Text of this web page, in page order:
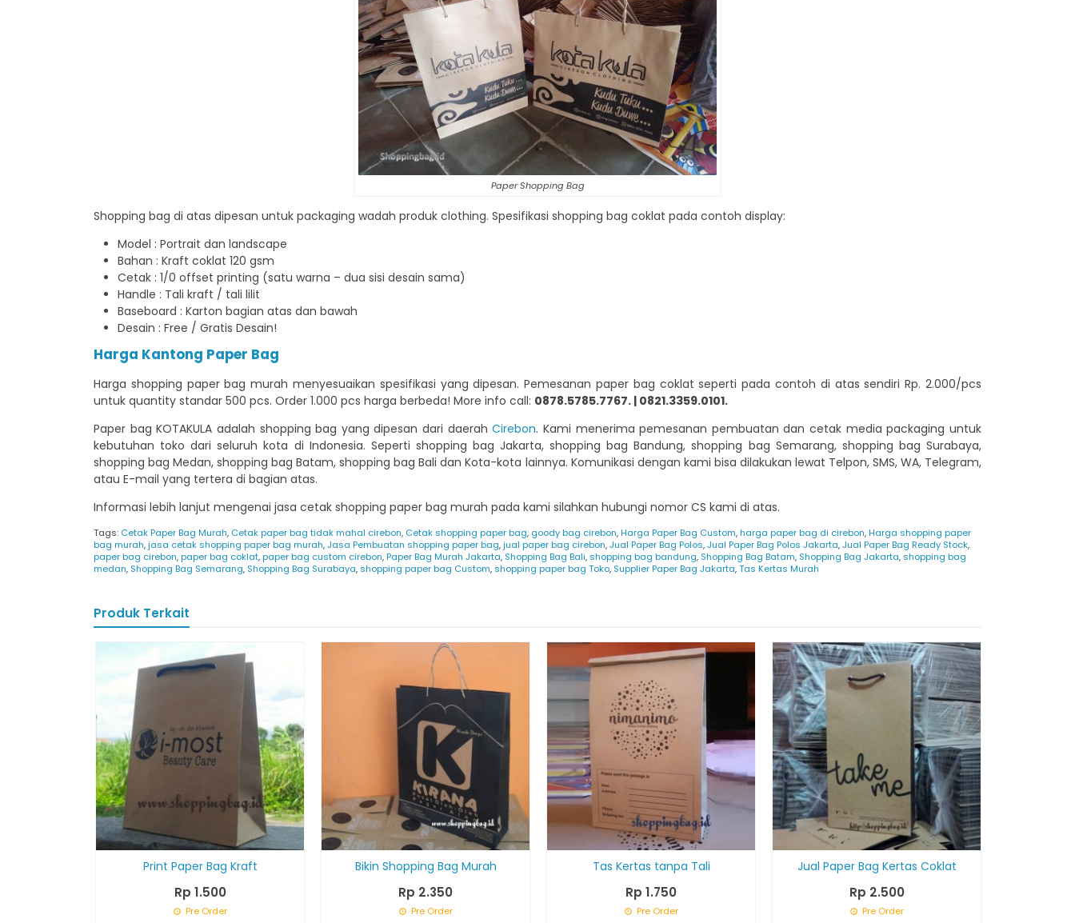
Paper Shopping Bag
Shopping bag di atas dipesan untuk packaging wadah produk clothing. Spesifikasi shopping bag coklat pada contoh display:
Model : Portrait dan landscape
Bahan : Kraft coklat 120 gsm
Cetak : 1/0 offset printing (satu warna – dua sisi desain sama)
Handle : Tali kraft / tali lilit
Baseboard : Karton bagian atas dan bawah
Desain : Free / Gratis Desain!
Harga Kantong Paper Bag
Harga shopping paper bag murah menyesuaikan spesifikasi yang dipesan. Pemesanan paper bag coklat seperti pada contoh di atas sendiri Rp. 2.000/pcs
untuk quantity standar 500 pcs. Order 1.000 pcs harga berbeda! More info call: 0878.5785.7767. | 0821.3359.0101.
Paper bag KOTAKULA adalah shopping bag yang dipesan dari daerahCirebon. Kami menerima pemesanan pembuatan dan cetak media packaging untuk
kebutuhan toko dari seluruh kota di Indonesia. Seperti shopping bag Jakarta, shopping bag Bandung, shopping bag Semarang, shopping bag Surabaya,
shopping bag Medan, shopping bag Batam, shopping bag Bali dan Kota-kota lainnya. Komunikasi dengan kami bisa dilakukan lewat Telpon, SMS, WA, Telegram,
atau E-mail yang tertera di bagian atas.
Informasi lebih lanjut mengenai jasa cetak shopping paper bag murah pada kami silahkan hubungi nomor CS kami di atas.
Tags: Cetak Paper Bag Murah, Cetak paper bag tidak mahal cirebon, Cetak shopping paper bag, goody bag cirebon,Harga Paper Bag Custom,harga paper bag di cirebon,Harga shopping paper
bag murah,jasa cetak shopping paper bag murah,Jasa Pembuatan shopping paper bag,jual paper bag cirebon,Jual Paper Bag Polos,Jual Paper Bag Polos Jakarta,Jual Paper Bag Ready Stock,
paper bag cirebon,paper bag coklat,paper bag custom cirebon,Paper Bag Murah Jakarta, Shopping Bag Bali,shopping bag bandung, Shopping Bag Batam, Shopping Bag Jakarta,shopping bag
medan, Shopping Bag Semarang, Shopping Bag Surabaya,shopping paper bag Custom,shopping paper bag Toko, Supplier Paper Bag Jakarta,Tas Kertas Murah
Produk Terkait
Print Paper Bag Kraft
Rp 1.500
Pre Order
Bikin Shopping Bag Murah
Rp 2.350
Pre Order
Tas Kertas tanpa Tali
Rp 1.750
Pre Order
Jual Paper Bag Kertas Coklat
Rp 2.500
Pre Order